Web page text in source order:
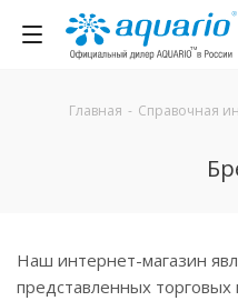
Главная - Справочная
Наш интернет-магазин
представленных торговых